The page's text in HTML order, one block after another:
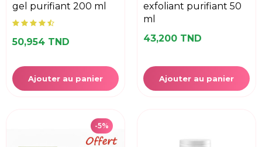
gel purifiant 200 ml
50,954 TND
Ajouter au panier
exfoliant purifiant 50
ml
43,200 TND
Ajouter au panier
-5%